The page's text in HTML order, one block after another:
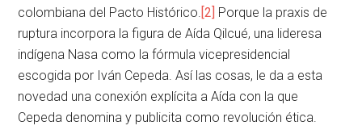
colombiana del Pacto Histórico.[2] Porque la praxis de
ruptura incorpora la figura de Aída Qilcué, una lideresa
indígena Nasa como la fórmula vicepresidencial
escogida por Iván Cepeda. Así las cosas, le da a esta
novedad una conexión explícita a Aída con la que
Cepeda denomina y publicita como revolución ética.